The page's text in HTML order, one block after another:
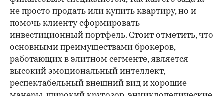
не просто продать или купить квартиру, но и
помочь клиенту сформировать
инвестиционный портфель. Стоит отметить, что
основными преимуществами брокеров,
работающих в элитном сегменте, является
высокий эмоциональный интеллект,
респектабельный внешний вид и хорошие